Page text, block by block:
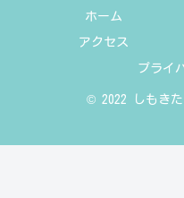
ホーム
アクセス
プライ
© 2022 しもきた